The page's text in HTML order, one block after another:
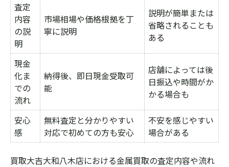
査定
内容
の説
明
市場相場や価格根拠を丁
寧に説明
説明が簡単または
省略されることも
ある
現金
化ま
での
流れ
納得後、即日現金受取可
能
店舗によっては後
日振込や時間がか
かる場合も
安心
感
無料査定と分かりやすい
対応で初めての方も安心
不安を感じやすい
場合がある
買取大吉大和八木店における金属買取の査定内容や流れ